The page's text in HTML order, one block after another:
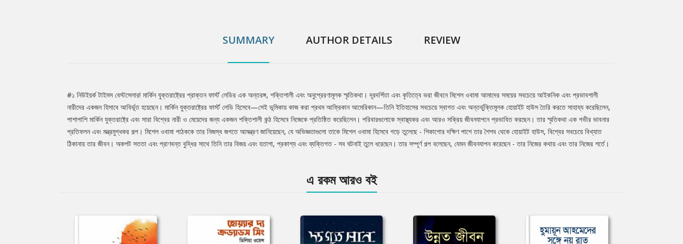
SUMMARY AUTHOR DETAILS REVIEW
Tab
Article
#১ নিউইয়র্ক টাইমস বেস্টসেলার! মার্কিন যুক্তরাষ্ট্রের প্রাক্তন ফার্স্ট লেডির এক অন্তরঙ্গ, শক্তিশালী এবং অনুপ্রেরণামূলক স্মৃতিকথা। দূরদর্শিতা এবং কৃতিত্বে ভরা জীবনে মিশেল ওবামা আমাদের সময়ের সবচেয়ে আইকনিক এবং প্রভাবশালী
নারীদের একজন হিসাবে আবির্ভূত হয়েছেন। মার্কিন যুক্তরাষ্ট্রের ফার্স্ট লেডি হিসেবে—সেই ভূমিকায় কাজ করা প্রথম আফ্রিকান আমেরিকান—তিনি ইতিহাসের সবচেয়ে স্বাগত এবং অন্তর্ভুক্তিমূলক হোয়াইট হাউস তৈরি করতে সাহায্য করেছিলেন,
পাশাপাশি মার্কিন যুক্তরাষ্ট্রে এবং সারা বিশ্বের নারী ও মেয়েদের জন্য একজন শক্তিশালী কন্ঠ হিসেবে নিজেকে প্রতিষ্ঠিত করেছিলেন। পরিবারগুলোকে স্বাস্থ্যকর এবং আরও সক্রিয় জীবনযাপনে প্রভাবিত করছেন। তার স্মৃতিকথা এক গভীর ভাবনার
প্রতিফলন এবং মন্ত্রমুগ্ধকর গল্প। মিশেল ওবামা পাঠককে তার নিজস্ব জগতে আমন্ত্রণ জানিয়েছেন, যে অভিজ্ঞতাগুলো তাকে মিশেল ওবামা হিসেবে গড়ে তুলেছে - শিকাগোর দক্ষিণ পাশে তার শৈশব থেকে হোয়াইট হাউস, বিশ্বের সবচেয়ে বিখ্যাত
ঠিকানায় তার জীবন। অকপট সততা এবং প্রাণবন্ত বুদ্ধির সাথে তিনি তার বিজয় এবং হতাশা, প্রকাশ্য এবং ব্যক্তিগত - সব ঘটনাই তুলে ধরেছেন। তার সম্পূর্ণ গল্প বলেছেন, যেমন জীবনযাপন করেছেন - তার নিজের কথায় এবং তার নিজের শর্তে।
এ রকম আরও বই